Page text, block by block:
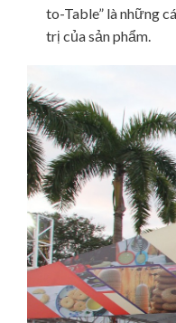
to-Table” là những
trị của sản phẩm.